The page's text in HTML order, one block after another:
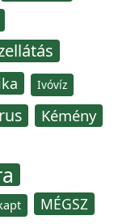
Ivóvíz
Kémény
MÉGSZ